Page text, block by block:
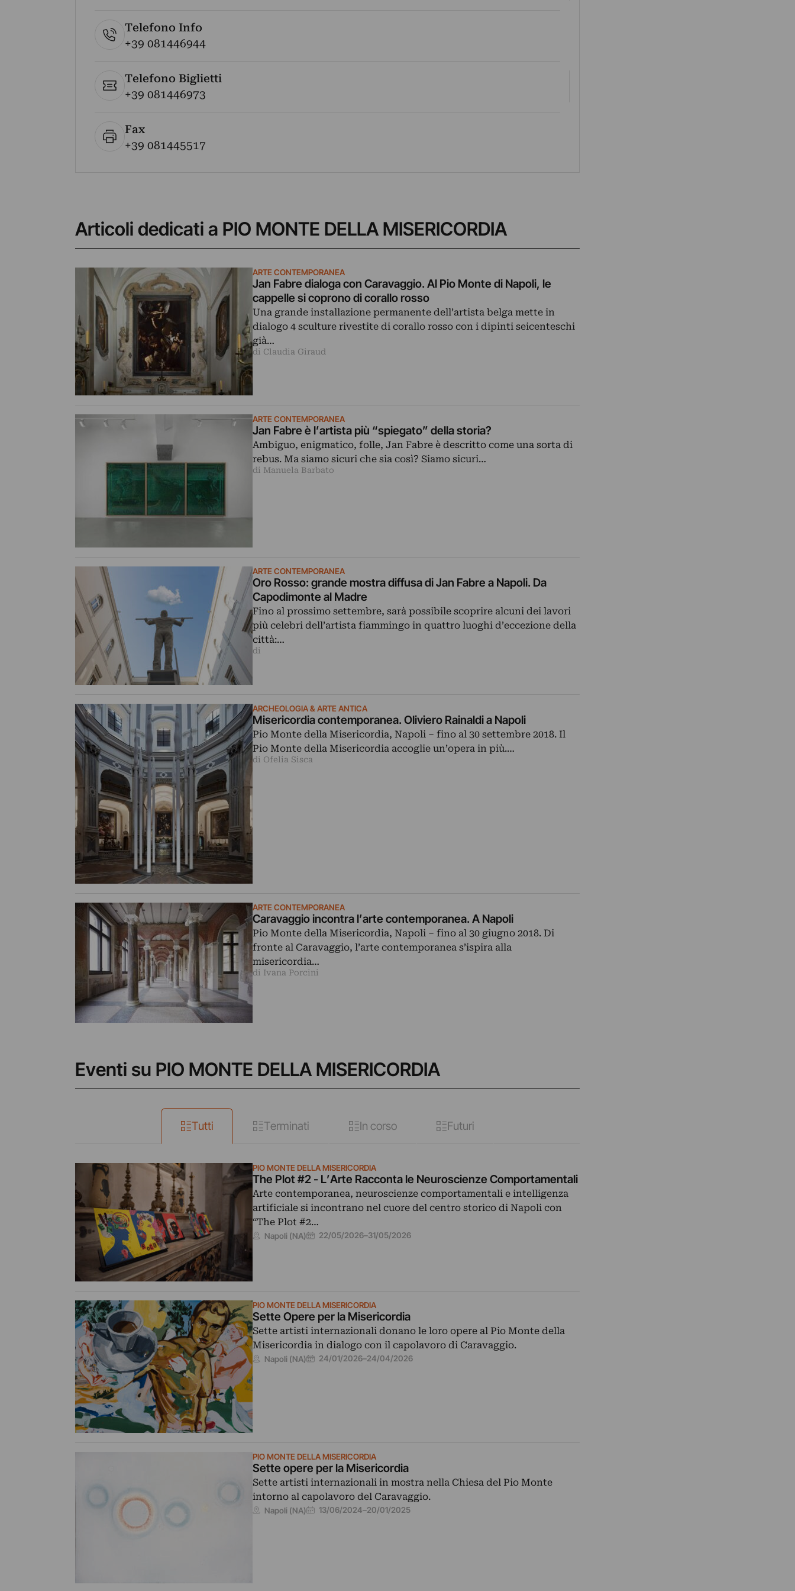
Telefono Info
+39 081446944
Telefono Biglietti
+39 081446973
Fax
+39 081445517
Articoli dedicati a PIO MONTE DELLA MISERICORDIA
ARTE CONTEMPORANEA
Jan Fabre dialoga con Caravaggio. Al Pio Monte di Napoli, le
cappelle si coprono di corallo rosso
Una grande installazione permanente dell’artista belga mette in
dialogo 4 sculture rivestite di corallo rosso con i dipinti seicenteschi
già…
di Claudia Giraud
ARTE CONTEMPORANEA
Jan Fabre è l’artista più “spiegato” della storia?
Ambiguo, enigmatico, folle, Jan Fabre è descritto come una sorta di
rebus. Ma siamo sicuri che sia così? Siamo sicuri…
di Manuela Barbato
ARTE CONTEMPORANEA
Oro Rosso: grande mostra diffusa di Jan Fabre a Napoli. Da
Capodimonte al Madre
Fino al prossimo settembre, sarà possibile scoprire alcuni dei lavori
più celebri dell’artista fiammingo in quattro luoghi d’eccezione della
città:…
di
ARCHEOLOGIA & ARTE ANTICA
Misericordia contemporanea. Oliviero Rainaldi a Napoli
Pio Monte della Misericordia, Napoli ‒ fino al 30 settembre 2018. Il
Pio Monte della Misericordia accoglie un’opera in più.…
di Ofelia Sisca
ARTE CONTEMPORANEA
Caravaggio incontra l’arte contemporanea. A Napoli
Pio Monte della Misericordia, Napoli ‒ fino al 30 giugno 2018. Di
fronte al Caravaggio, l’arte contemporanea s’ispira alla
misericordia…
di Ivana Porcini
Eventi su PIO MONTE DELLA MISERICORDIA
Tutti Terminati In corso Futuri
PIO MONTE DELLA MISERICORDIA
The Plot #2 - L’Arte Racconta le Neuroscienze Comportamentali
Arte contemporanea, neuroscienze comportamentali e intelligenza
artificiale si incontrano nel cuore del centro storico di Napoli con
“The Plot #2…
Napoli (NA) 22/05/2026–31/05/2026
PIO MONTE DELLA MISERICORDIA
Sette Opere per la Misericordia
Sette artisti internazionali donano le loro opere al Pio Monte della
Misericordia in dialogo con il capolavoro di Caravaggio.
Napoli (NA) 24/01/2026–24/04/2026
PIO MONTE DELLA MISERICORDIA
Sette opere per la Misericordia
Sette artisti internazionali in mostra nella Chiesa del Pio Monte
intorno al capolavoro del Caravaggio.
Napoli (NA) 13/06/2024–20/01/2025